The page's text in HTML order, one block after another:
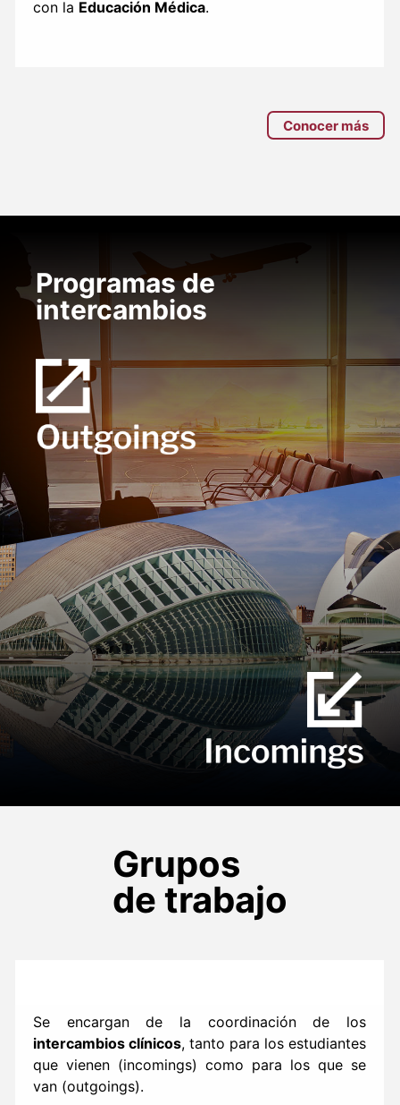
con la Educación Médica.
Conocer más
Programas de
intercambios
Grupos
de trabajo
Se encargan de la coordinación de los
intercambios clínicos, tanto para los estudiantes
que vienen (incomings) como para los que se
van (outgoings).